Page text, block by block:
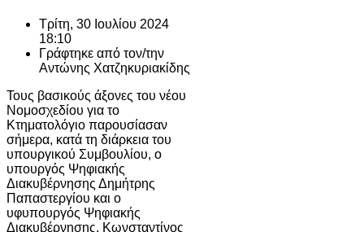
Τρίτη, 30 Ιουλίου 2024
18:10
Γράφτηκε από τον/την
Αντώνης Χατζηκυριακίδης
Τους βασικούς άξονες του νέου
Νομοσχεδίου για το
Κτηματολόγιο παρουσίασαν
σήμερα, κατά τη διάρκεια του
υπουργικού Συμβουλίου, ο
υπουργός Ψηφιακής
Διακυβέρνησης Δημήτρης
Παπαστεργίου και ο
υφυπουργός Ψηφιακής
Διακυβέρνησης, Κωνσταντίνος